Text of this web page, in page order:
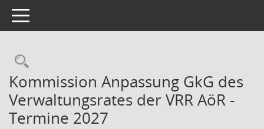
Toggle navigation
Rechercheauswahl
Kommission Anpassung GkG des
Verwaltungsrates der VRR AöR -
Termine 2027